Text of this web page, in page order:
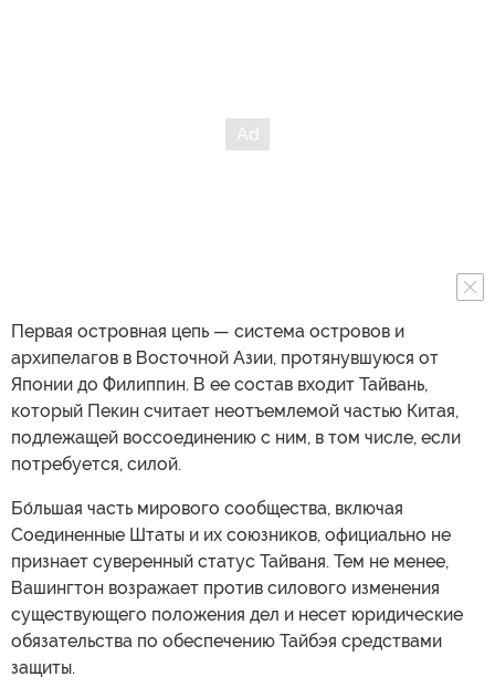
Первая островная цепь — система островов и
архипелагов в Восточной Азии, протянувшуюся от
Японии до Филиппин. В ее состав входит Тайвань,
который Пекин считает неотъемлемой частью Китая,
подлежащей воссоединению с ним, в том числе, если
потребуется, силой.
Бо́льшая часть мирового сообщества, включая
Соединенные Штаты и их союзников, официально не
признает суверенный статус Тайваня. Тем не менее,
Вашингтон возражает против силового изменения
существующего положения дел и несет юридические
обязательства по обеспечению Тайбэя средствами
защиты.